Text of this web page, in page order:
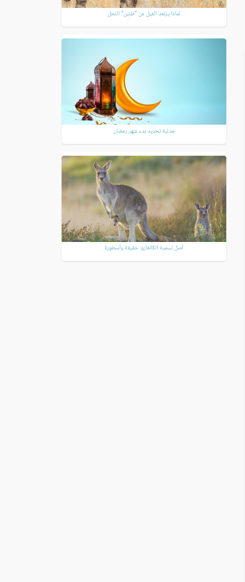
لماذا يرتعد الفيل من "طنين" النحل
جدلية تحديد بدء شهر رمضان
أصل تسمية الكانغارو: حقيقة وأسطورة